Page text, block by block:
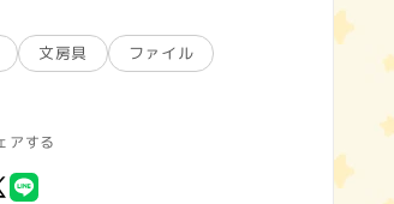
文房具 ファイル
アする
X